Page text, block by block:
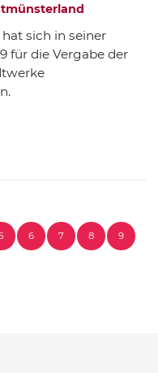
sich in seiner
für die Vergabe der
6 7 8 9